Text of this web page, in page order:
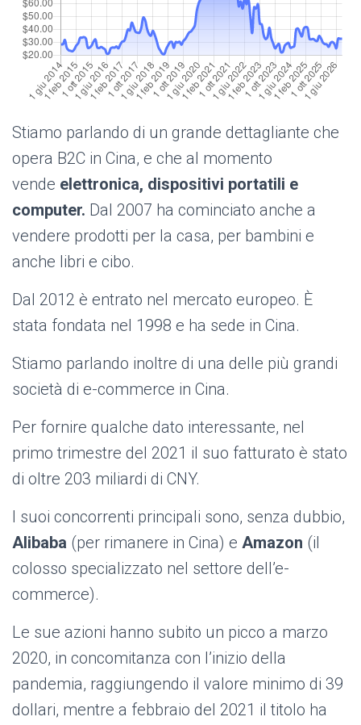
Stiamo parlando di un grande dettagliante che
opera B2C in Cina, e che al momento
vende elettronica, dispositivi portatili e
computer. Dal 2007 ha cominciato anche a
vendere prodotti per la casa, per bambini e
anche libri e cibo.
Dal 2012 è entrato nel mercato europeo. È
stata fondata nel 1998 e ha sede in Cina.
Stiamo parlando inoltre di una delle più grandi
società di e-commerce in Cina.
Per fornire qualche dato interessante, nel
primo trimestre del 2021 il suo fatturato è stato
di oltre 203 miliardi di CNY.
I suoi concorrenti principali sono, senza dubbio,
Alibaba (per rimanere in Cina) e Amazon (il
colosso specializzato nel settore dell’e-
commerce).
Le sue azioni hanno subito un picco a marzo
2020, in concomitanza con l’inizio della
pandemia, raggiungendo il valore minimo di 39
dollari, mentre a febbraio del 2021 il titolo ha